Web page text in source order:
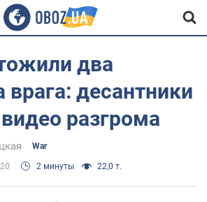
два
врага: десантники
разгрома
War
2 минуты 22,0 т.